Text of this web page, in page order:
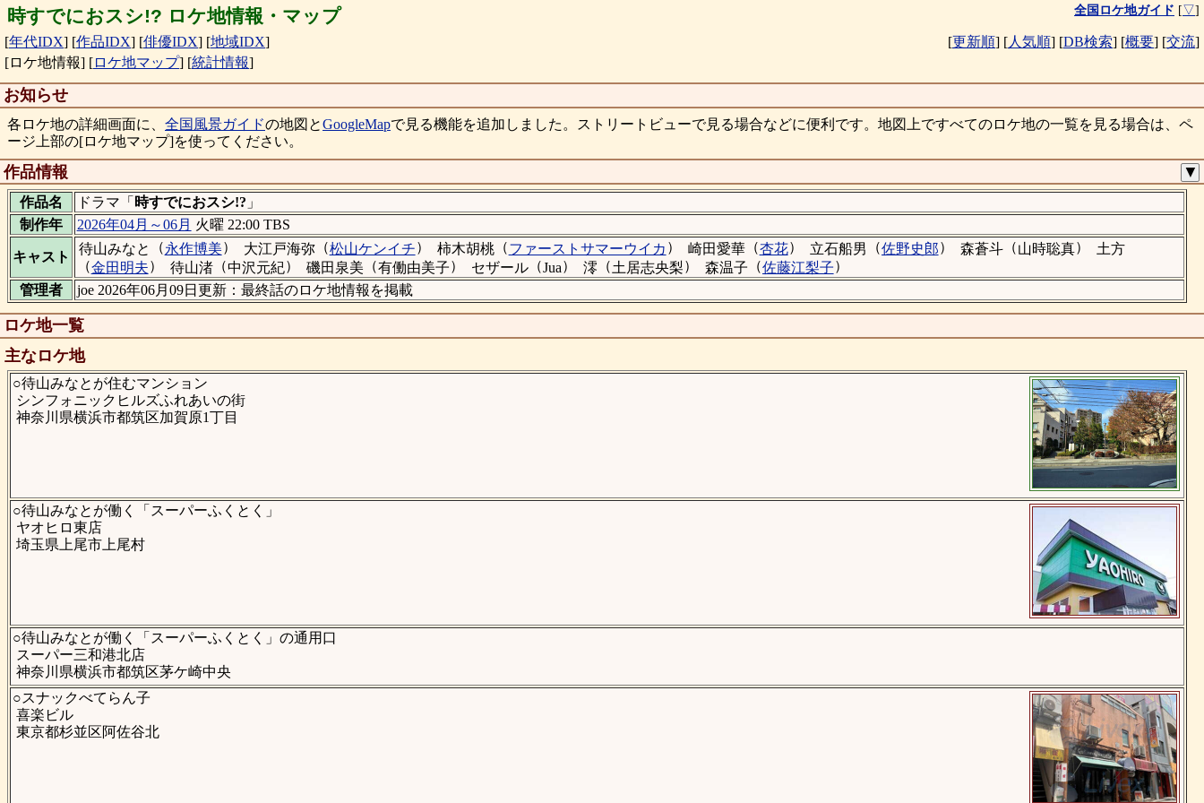
時すでにおスシ!? ロケ地情報・マップ 全国ロケ地ガイド [▽]
[年代IDX] [作品IDX] [俳優IDX] [地域IDX] [更新順] [人気順] [DB検索] [概要] [交流]
[ロケ地情報] [ロケ地マップ] [統計情報]
お知らせ
各ロケ地の詳細画面に、 全国風景ガイドの地図とGoogleMapで見る機能を追加しました。ストリートビューで見る場合などに便利です。地図上ですべてのロケ地の一覧を見る場合は、ペ
ージ上部の[ロケ地マップ]を使ってください。
作品情報 ▼
作品名 ドラマ「 時すでにおスシ!? 」
制作年
2026年04月～06月 火曜 22:00 TBS
キャスト
待山みなと （永作博美） 大江戸海弥（松山ケンイチ） 柿木胡桃 （ファーストサマーウイカ ） 崎田愛華（杏花） 立石船男 （佐野史郎） 森蒼斗（山時聡真）
土方
（金田明夫） 待山渚（中沢元紀） 磯田泉美 （有働由美子） セザール（Jua） 澪 （土居志央梨） 森温子 （佐藤江梨子）
管理者
joe 2026年06月09日更新：最終話のロケ地情報を掲載
ロケ地一覧
主なロケ地
○待山みなとが住むマンション
シンフォニックヒルズふれあいの街
神奈川県横浜市都筑区加賀原1丁目
○待山みなとが働く「スーパーふくとく」
ヤオヒロ東店
埼玉県上尾市上尾村
○待山みなとが働く「スーパーふくとく」の通用口
スーパー三和港北店
神奈川県横浜市都筑区茅ケ崎中央
○スナックべてらん子
喜楽ビル
東京都杉並区阿佐谷北